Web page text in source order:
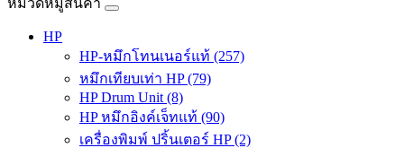
หมวดหมู่สินค้า
HP
HP-หมึกโทนเนอร์แท้ (257)
หมึกเทียบเท่า HP (79)
HP Drum Unit (8)
HP หมึกอิงค์เจ็ทแท้ (90)
เครื่องพิมพ์ ปริ้นเตอร์ HP (2)